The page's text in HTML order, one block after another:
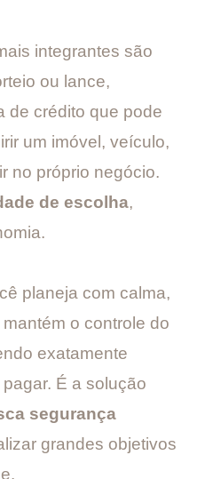
integrantes são
ou lance,
de crédito que pode
um imóvel, veículo,
no próprio negócio.
de escolha,
planeja com calma,
o controle do
exatamente
É a solução
segurança
grandes objetivos